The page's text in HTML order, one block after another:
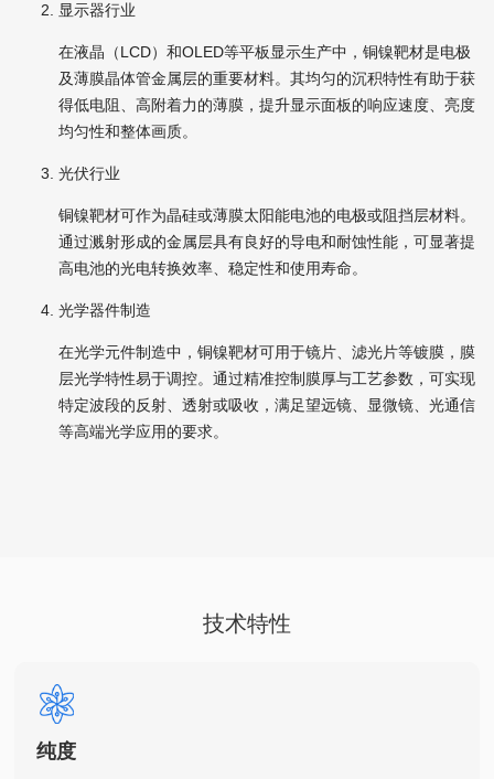
显示器行业
在液晶（LCD）和OLED等平板显示生产中，铜镍靶材是电极
及薄膜晶体管金属层的重要材料。其均匀的沉积特性有助于获
得低电阻、高附着力的薄膜，提升显示面板的响应速度、亮度
均匀性和整体画质。
光伏行业
铜镍靶材可作为晶硅或薄膜太阳能电池的电极或阻挡层材料。
通过溅射形成的金属层具有良好的导电和耐蚀性能，可显著提
高电池的光电转换效率、稳定性和使用寿命。
光学器件制造
在光学元件制造中，铜镍靶材可用于镜片、滤光片等镀膜，膜
层光学特性易于调控。通过精准控制膜厚与工艺参数，可实现
特定波段的反射、透射或吸收，满足望远镜、显微镜、光通信
等高端光学应用的要求。
技术特性
纯度